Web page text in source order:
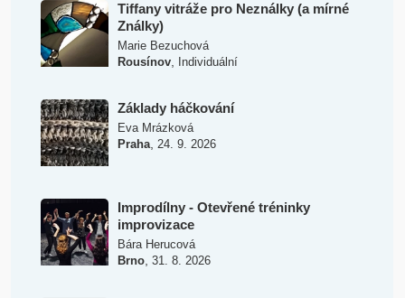
Tiffany vitráže pro Neználky (a mírné
Ználky)
Marie Bezuchová
Rousínov, Individuální
Základy háčkování
Eva Mrázková
Praha, 24. 9. 2026
Improdílny - Otevřené tréninky
improvizace
Bára Herucová
Brno, 31. 8. 2026